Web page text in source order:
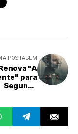
POSTAGEM
"A
para
Segunda
o
de
Suspense